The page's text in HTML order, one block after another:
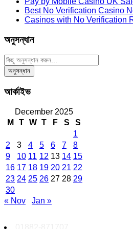
Best No Verification Casino
Casinos with No Verification
অনুসন্ধান
আর্কাইভ
December 2025
M
T W T F S
S
1
2
3 4 5 6 7
8
9
10 11 12 13 14 15
16 17 18 19 20 21 22
23 24 25 26 27 28 29
30
« Nov
Jan »